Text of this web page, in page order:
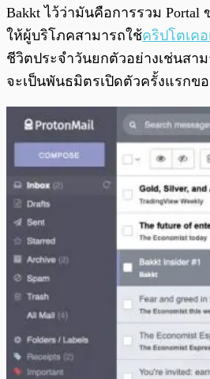
Bakkt ไว้ว่ามันคือการรวม Portal
ให้ผู้บริโภคสามารถใช้คริปโตเค
ชีวิตประจำวันยกตัวอย่างเช่นสา
จะเป็นพันธมิตรเปิดตัวครั้งแรกขอ